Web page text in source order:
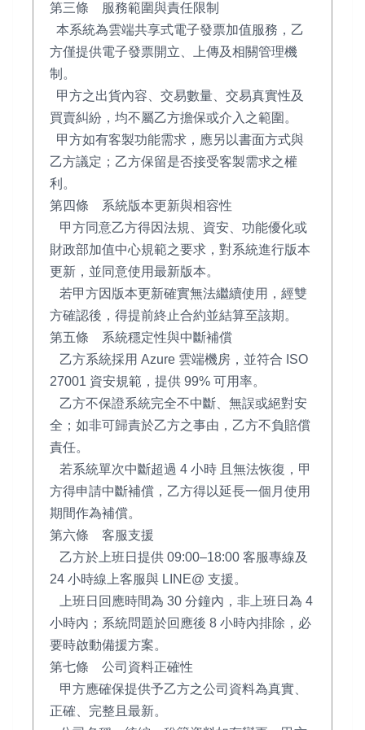
第三條 服務範圍與責任限制
本系統為雲端共享式電子發票加值服務，乙
方僅提供電子發票開立、上傳及相關管理機
制。
甲方之出貨內容、交易數量、交易真實性及
買賣糾紛，均不屬乙方擔保或介入之範圍。
甲方如有客製功能需求，應另以書面方式與
乙方議定；乙方保留是否接受客製需求之權
利。
第四條 系統版本更新與相容性
甲方同意乙方得因法規、資安、功能優化或
財政部加值中心規範之要求，對系統進行版本
更新，並同意使用最新版本。
若甲方因版本更新確實無法繼續使用，經雙
方確認後，得提前終止合約並結算至該期。
第五條 系統穩定性與中斷補償
乙方系統採用 Azure 雲端機房，並符合 ISO
27001 資安規範，提供 99% 可用率。
乙方不保證系統完全不中斷、無誤或絕對安
全；如非可歸責於乙方之事由，乙方不負賠償
責任。
若系統單次中斷超過 4 小時 且無法恢復，甲
方得申請中斷補償，乙方得以延長一個月使用
期間作為補償。
第六條 客服支援
乙方於上班日提供 09:00–18:00 客服專線及
24 小時線上客服與 LINE@ 支援。
上班日回應時間為 30 分鐘內，非上班日為 4
小時內；系統問題於回應後 8 小時內排除，必
要時啟動備援方案。
第七條 公司資料正確性
甲方應確保提供予乙方之公司資料為真實、
正確、完整且最新。